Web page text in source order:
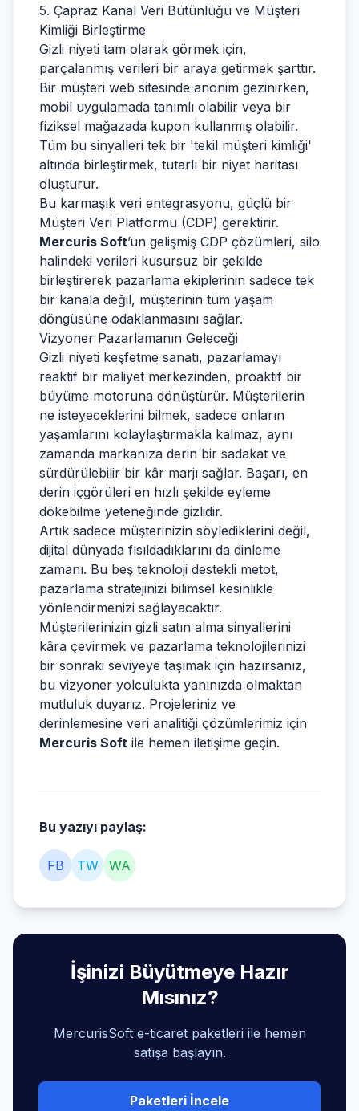
5. Çapraz Kanal Veri Bütünlüğü ve Müşteri
Kimliği Birleştirme
Gizli niyeti tam olarak görmek için,
parçalanmış verileri bir araya getirmek şarttır.
Bir müşteri web sitesinde anonim gezinirken,
mobil uygulamada tanımlı olabilir veya bir
fiziksel mağazada kupon kullanmış olabilir.
Tüm bu sinyalleri tek bir 'tekil müşteri kimliği'
altında birleştirmek, tutarlı bir niyet haritası
oluşturur.
Bu karmaşık veri entegrasyonu, güçlü bir
Müşteri Veri Platformu (CDP) gerektirir.
Mercuris Soft’un gelişmiş CDP çözümleri, silo
halindeki verileri kusursuz bir şekilde
birleştirerek pazarlama ekiplerinin sadece tek
bir kanala değil, müşterinin tüm yaşam
döngüsüne odaklanmasını sağlar.
Vizyoner Pazarlamanın Geleceği
Gizli niyeti keşfetme sanatı, pazarlamayı
reaktif bir maliyet merkezinden, proaktif bir
büyüme motoruna dönüştürür. Müşterilerin
ne isteyeceklerini bilmek, sadece onların
yaşamlarını kolaylaştırmakla kalmaz, aynı
zamanda markanıza derin bir sadakat ve
sürdürülebilir bir kâr marjı sağlar. Başarı, en
derin içgörüleri en hızlı şekilde eyleme
dökebilme yeteneğinde gizlidir.
Artık sadece müşterinizin söylediklerini değil,
dijital dünyada fısıldadıklarını da dinleme
zamanı. Bu beş teknoloji destekli metot,
pazarlama stratejinizi bilimsel kesinlikle
yönlendirmenizi sağlayacaktır.
Müşterilerinizin gizli satın alma sinyallerini
kâra çevirmek ve pazarlama teknolojilerinizi
bir sonraki seviyeye taşımak için hazırsanız,
bu vizyoner yolculukta yanınızda olmaktan
mutluluk duyarız. Projeleriniz ve
derinlemesine veri analitiği çözümlerimiz için
Mercuris Soft ile hemen iletişime geçin.
Bu yazıyı paylaş:
FB TW WA
İşinizi Büyütmeye Hazır
Mısınız?
MercurisSoft e-ticaret paketleri ile hemen
satışa başlayın.
Paketleri İncele